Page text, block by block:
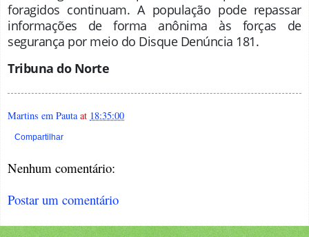
foragidos continuam. A população pode repassar
informações de forma anônima às forças de
segurança por meio do Disque Denúncia 181.
Tribuna do Norte
Martins em Pauta at 18:35:00
Compartilhar
Nenhum comentário:
Postar um comentário